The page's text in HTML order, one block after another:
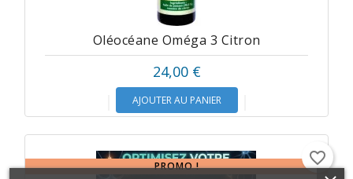
Oléocéane Oméga 3 Citron
24,00 €
AJOUTER AU PANIER
PROMO ! favorite_border